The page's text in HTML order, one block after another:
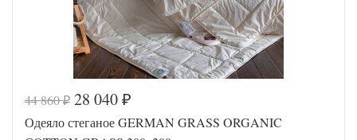
Код товара
546-871
Артикул
GG-99141
44 860₽ 28 040 ₽
Одеяло стеганое GERMAN GRASS ORGANIC